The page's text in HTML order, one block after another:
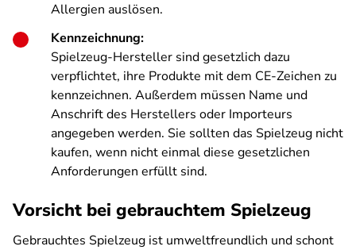
Allergien auslösen.
Kennzeichnung:
Spielzeug-Hersteller sind gesetzlich dazu
verpflichtet, ihre Produkte mit dem CE-Zeichen zu
kennzeichnen. Außerdem müssen Name und
Anschrift des Herstellers oder Importeurs
angegeben werden. Sie sollten das Spielzeug nicht
kaufen, wenn nicht einmal diese gesetzlichen
Anforderungen erfüllt sind.
Vorsicht bei gebrauchtem Spielzeug
Gebrauchtes Spielzeug ist umweltfreundlich und schont